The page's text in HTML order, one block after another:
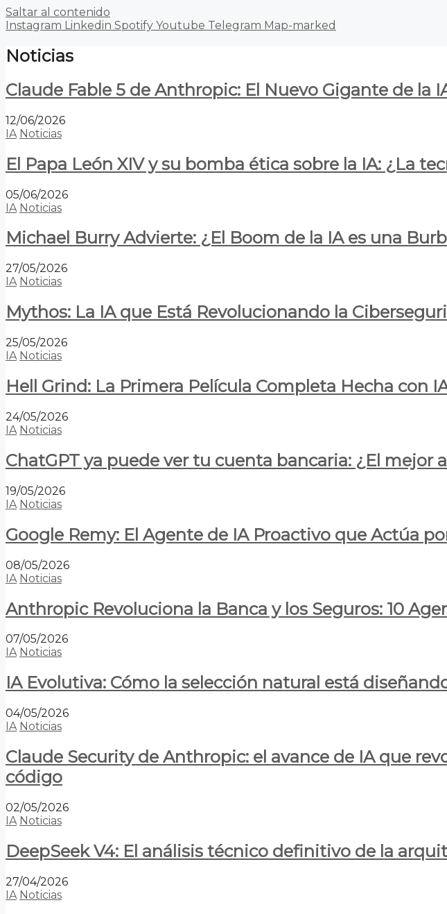
Saltar al contenido
Instagram Linkedin Spotify Youtube Telegram Map-marked
Noticias
Claude Fable 5 de Anthropic: El Nuevo Gigante de
12/06/2026
IA Noticias
El Papa León XIV y su bomba ética sobre la IA: ¿La
05/06/2026
IA Noticias
Michael Burry Advierte: ¿El Boom de la IA es una
27/05/2026
IA Noticias
Mythos: La IA que Está Revolucionando la
25/05/2026
IA Noticias
Hell Grind: La Primera Película Completa Hecha con
24/05/2026
IA Noticias
ChatGPT ya puede ver tu cuenta bancaria: ¿El
19/05/2026
IA Noticias
Google Remy: El Agente de IA Proactivo que Actúa
08/05/2026
IA Noticias
Anthropic Revoluciona la Banca y los Seguros: 10
07/05/2026
IA Noticias
IA Evolutiva: Cómo la selección natural está
04/05/2026
IA Noticias
Claude Security de Anthropic: el avance de IA que
código
02/05/2026
IA Noticias
DeepSeek V4: El análisis técnico definitivo de la
27/04/2026
IA Noticias